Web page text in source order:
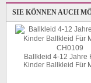
SIE KÖNNEN AUCH
Ballkleid 4-12 Jahre
Kinder Ballkleid Für